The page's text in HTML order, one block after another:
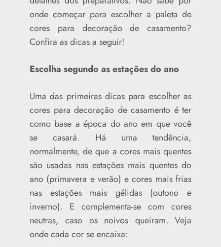
onde começar para escolher a paleta de
cores para decoração de casamento?
Confira as dicas a seguir!
Escolha segundo as estações do ano
Uma das primeiras dicas para escolher as
cores para decoração de casamento é ter
como base a época do ano em que você
se casará. Há uma tendência,
normalmente, de que a cores mais quentes
são usadas nas estações mais quentes do
ano (primavera e verão) e cores mais frias
nas estações mais gélidas (outono e
inverno). E complementa-se com cores
neutras, caso os noivos queiram. Veja
onde cada cor se encaixa: